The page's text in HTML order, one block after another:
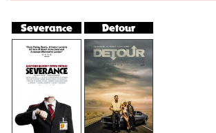
Severance Detour